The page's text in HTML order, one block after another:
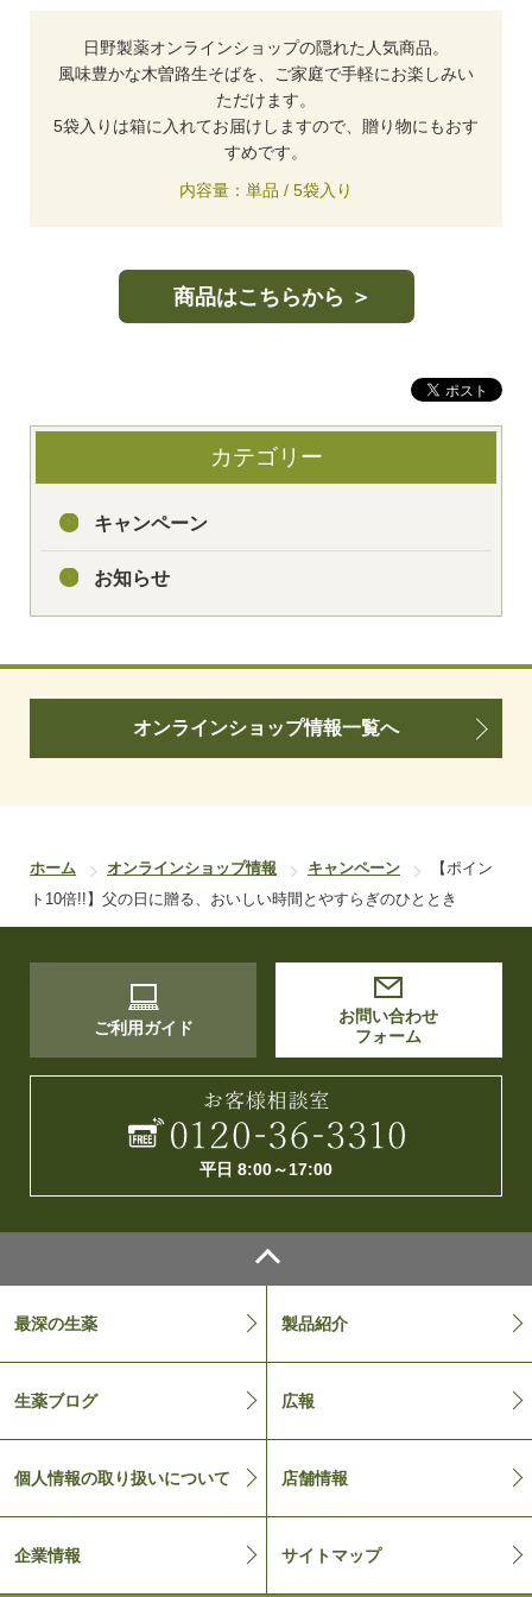
日野製薬オンラインショップの隠れた人気商品。
風味豊かな木曽路生そばを、ご家庭で手軽にお楽しみい
ただけます。
5袋入りは箱に入れてお届けしますので、贈り物にもおす
すめです。
内容量：単品 / 5袋入り
商品はこちらから ＞
カテゴリー
キャンペーン
お知らせ
オンラインショップ情報一覧へ
ホーム オンラインショップ情報 キャンペーン
【ポイン
ト10倍!!】父の日に贈る、おいしい時間とやすらぎのひととき
ご利用ガイド
お問い合わせ
フォーム
平日 8:00～17:00
最深の生薬 製品紹介
生薬ブログ 広報
個人情報の取り扱いについて 店舗情報
企業情報 サイトマップ